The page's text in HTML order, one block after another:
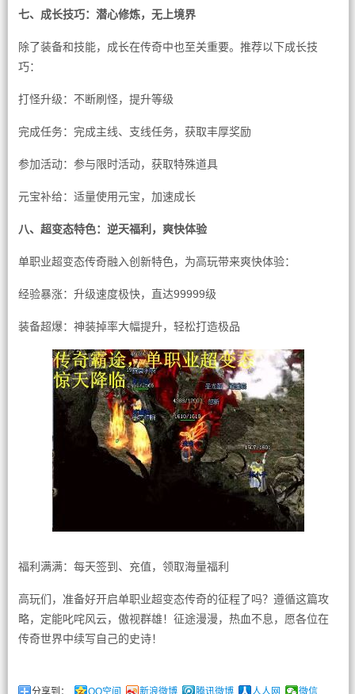
七、成长技巧：潜心修炼，无上境界
除了装备和技能，成长在传奇中也至关重要。推荐以下成长技
巧：
打怪升级：不断刷怪，提升等级
完成任务：完成主线、支线任务，获取丰厚奖励
参加活动：参与限时活动，获取特殊道具
元宝补给：适量使用元宝，加速成长
八、超变态特色：逆天福利，爽快体验
单职业超变态传奇融入创新特色，为高玩带来爽快体验：
经验暴涨：升级速度极快，直达99999级
装备超爆：神装掉率大幅提升，轻松打造极品
福利满满：每天签到、充值，领取海量福利
高玩们，准备好开启单职业超变态传奇的征程了吗？遵循这篇攻
略，定能叱咤风云，傲视群雄！征途漫漫，热血不息，愿各位在
传奇世界中续写自己的史诗！
分享到： QQ空间 新浪微博 腾讯微博 人人网 微信